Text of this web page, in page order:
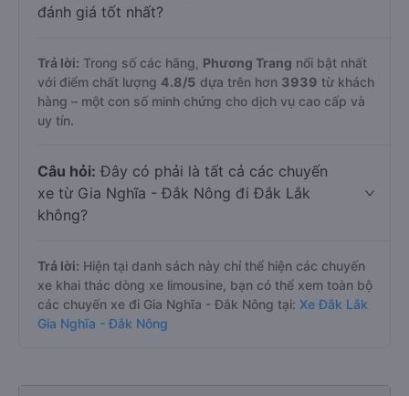
đánh giá tốt nhất?
Trả lời: Trong số các hãng, Phương Trang nổi bật nhất
với điểm chất lượng 4.8/5 dựa trên hơn 3939 từ khách
hàng – một con số minh chứng cho dịch vụ cao cấp và
uy tín.
Câu hỏi: Đây có phải là tất cả các chuyến
xe từ Gia Nghĩa - Đắk Nông đi Đắk Lắk
không?
Trả lời: Hiện tại danh sách này chỉ thể hiện các chuyến
xe khai thác dòng xe limousine, bạn có thể xem toàn bộ
các chuyến xe đi Gia Nghĩa - Đắk Nông tại: Xe Đắk Lắk
Gia Nghĩa - Đắk Nông